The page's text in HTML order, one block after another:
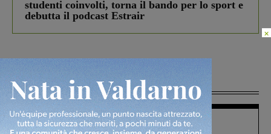
studenti coinvolti, torna il bando per lo sport e
debutta il podcast Estrair
Più lette
Figline Incisa Valdarno 1 Agosto 2026
×